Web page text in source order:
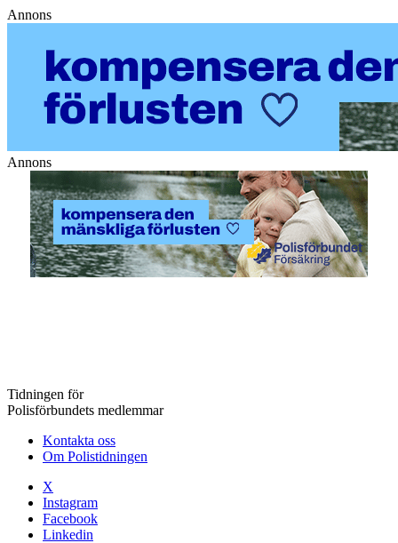
Annons
Annons
Tidningen för
Polisförbundets medlemmar
Kontakta oss
Om Polistidningen
X
Instagram
Facebook
Linkedin